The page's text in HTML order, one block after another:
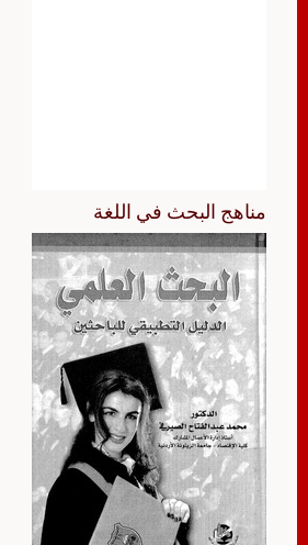
مناهج البحث في اللغة